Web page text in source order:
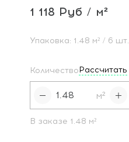
1 118 Руб / м²
Упаковка: 1.48 м² / 6 шт.
КоличествоРассчитать
м²
В заказе 1.48 м²